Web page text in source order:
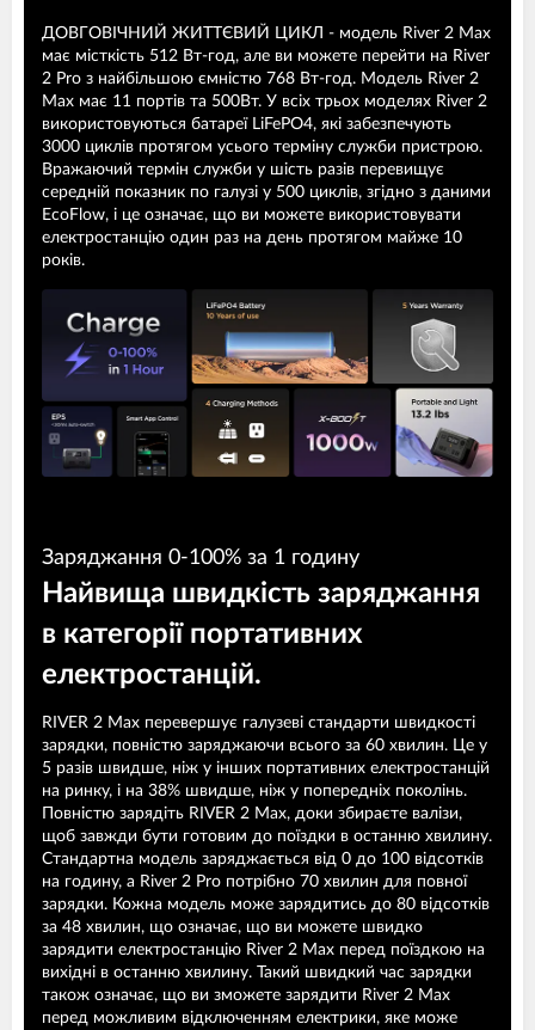
ДОВГОВІЧНИЙ ЖИТТЄВИЙ ЦИКЛ - модель River 2 Max
має місткість 512 Вт-год, але ви можете перейти на River
2 Pro з найбільшою ємністю 768 Вт-год. Модель River 2
Max має 11 портів та 500Вт. У всіх трьох моделях River 2
використовуються батареї LiFePO4, які забезпечують
3000 циклів протягом усього терміну служби пристрою.
Вражаючий термін служби у шість разів перевищує
середній показник по галузі у 500 циклів, згідно з даними
EcoFlow, і це означає, що ви можете використовувати
електростанцію один раз на день протягом майже 10
років.
Заряджання 0-100% за 1 годину
Найвища швидкість заряджання
в категорії портативних
електростанцій.
RIVER 2 Max перевершує галузеві стандарти швидкості
зарядки, повністю заряджаючи всього за 60 хвилин. Це у
5 разів швидше, ніж у інших портативних електростанцій
на ринку, і на 38% швидше, ніж у попередніх поколінь.
Повністю зарядіть RIVER 2 Max, доки збираєте валізи,
щоб завжди бути готовим до поїздки в останню хвилину.
Стандартна модель заряджається від 0 до 100 відсотків
на годину, а River 2 Pro потрібно 70 хвилин для повної
зарядки. Кожна модель може зарядитись до 80 відсотків
за 48 хвилин, що означає, що ви можете швидко
зарядити електростанцію River 2 Max перед поїздкою на
вихідні в останню хвилину. Такий швидкий час зарядки
також означає, що ви зможете зарядити River 2 Max
перед можливим відключенням електрики, яке може